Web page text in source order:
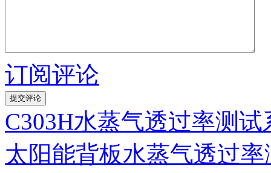
订阅评论
C303H水蒸气透过率测
太阳能背板水蒸气透过